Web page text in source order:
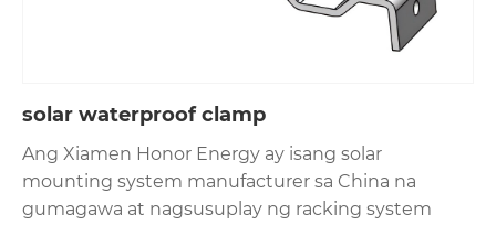
solar waterproof clamp
Ang Xiamen Honor Energy ay isang solar
mounting system manufacturer sa China na
gumagawa at nagsusuplay ng racking system